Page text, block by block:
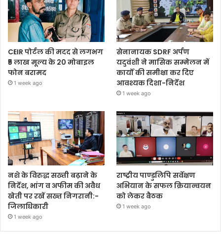
CEIR पोर्टल की मदद से लगभग
₹5 लाख मूल्य के 20 मोबाइल
फोन बरामद
1 week ago
सेनानायक SDRF अर्पण
यदुवंशी ने मासिक सम्मेलन में
कार्यों की समीक्षा कर दिए
आवश्यक दिशा-निर्देश
1 week ago
नशे के विरुद्ध सख्ती बढ़ाने के
निर्देश, भांग व अफीम की अवैध
खेती पर रखें सख्त निगरानी:-
जिलाधिकारी
1 week ago
राष्ट्रीय पाण्डुलिपि सर्वेक्षण
अभियान के सफल क्रियान्वयन
को लेकर बैठक
1 week ago